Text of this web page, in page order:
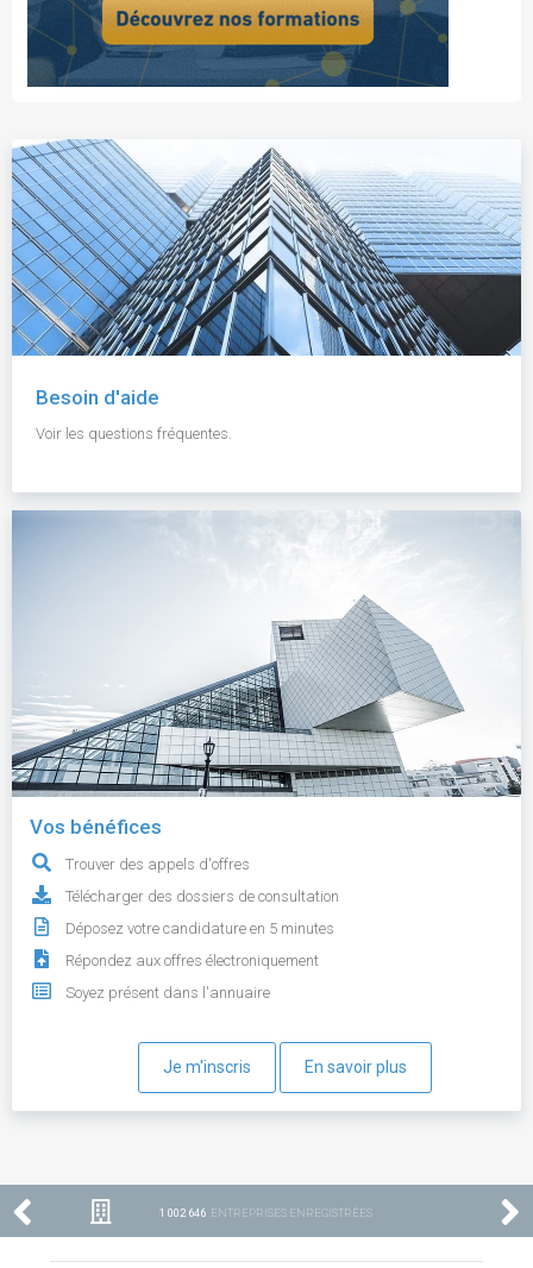
Besoin d'aide
Voir les questions fréquentes.
Vos bénéfices
Trouver des appels d'offres
Télécharger des dossiers de consultation
Déposez votre candidature en 5 minutes
Répondez aux offres électroniquement
Soyez présent dans l'annuaire
Je m'inscris En savoir plus
1 002 646 ENTREPRISES ENREGISTRÉES